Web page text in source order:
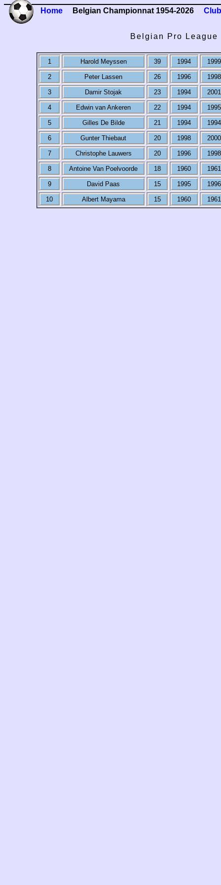
Home Belgian Championnat 1954-2026
Belgian Pro
1 Harold Meyssen 39 1994 1999
2 Peter Lassen 26 1996 1998
3 Damir Stojak 23 1994 2001
4 Edwin van Ankeren 22 1994 1995
5 Gilles De Bilde 21 1994 1994
6 Gunter Thiebaut 20 1998 2000
7 Christophe Lauwers 20 1996 1998
8 Antoine Van Poelvoorde 18 1960 1961
9 David Paas 15 1995 1996
10 Albert Mayama 15 1960 1961